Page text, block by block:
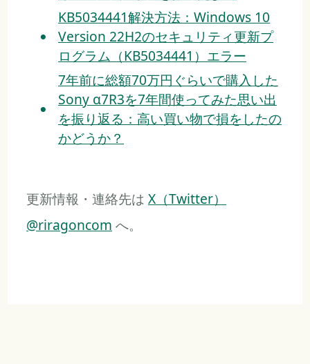
KB5034441解決方法：Windows 10
Version 22H2のセキュリティ更新プ
ログラム（KB5034441）エラー
7年前に総額70万円ぐらいで購入した
Sony α7R3を7年間使ってみた思い出
を振り返る：高い買い物で損をしたの
かどうか？
更新情報・連絡先はX（Twitter）
@riragoncom へ。